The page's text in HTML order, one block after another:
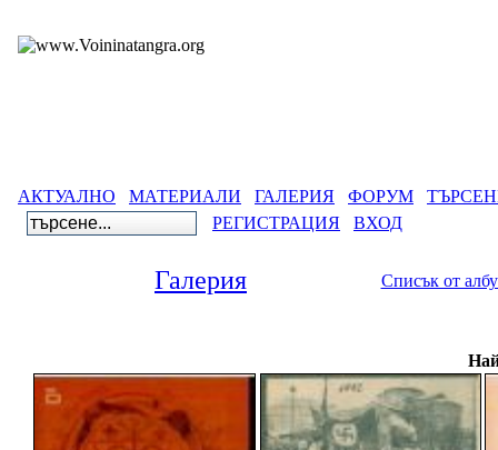
АКТУАЛНО МАТЕРИАЛИ ГАЛЕРИЯ ФОРУМ
РЕГИСТРАЦИЯ
ВХОД
Галерия Списък от